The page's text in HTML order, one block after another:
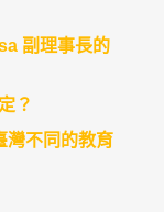
副理事長的
？
灣不同的教育